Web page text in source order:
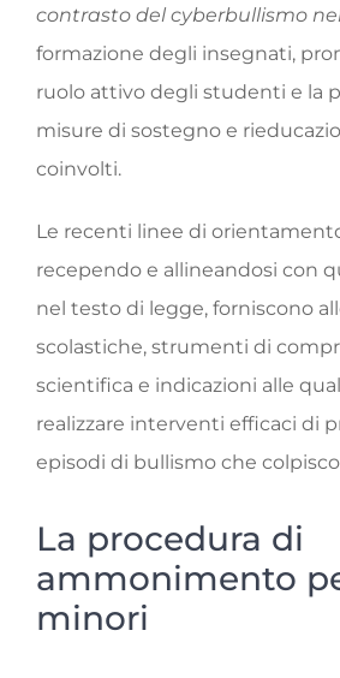
contrasto del cyberbullismo
formazione degli insegnati,
ruolo attivo degli studenti e la
misure di sostegno e
coinvolti.
Le recenti linee di
recependo e allineandosi con
nel testo di legge, forniscono
scolastiche, strumenti di
scientifica e indicazioni alle
realizzare interventi efficaci di
episodi di bullismo che
La procedura di
ammonimento
minori